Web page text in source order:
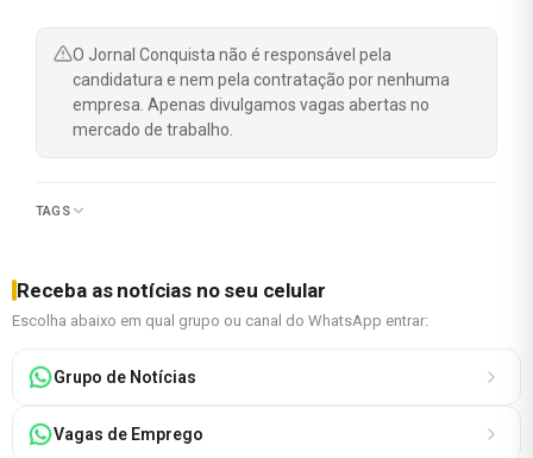
O Jornal Conquista não é responsável pela
candidatura e nem pela contratação por nenhuma
empresa. Apenas divulgamos vagas abertas no
mercado de trabalho.
TAGS
Receba as notícias no seu celular
Escolha abaixo em qual grupo ou canal do WhatsApp entrar:
Grupo de Notícias
Vagas de Emprego